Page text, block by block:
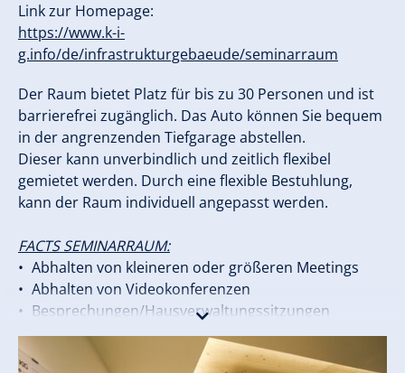
Link zur Homepage:
https://www.k-i-
g.info/de/infrastrukturgebaeude/seminarraum
Der Raum bietet Platz für bis zu 30 Personen und ist
barrierefrei zugänglich. Das Auto können Sie bequem
in der angrenzenden Tiefgarage abstellen.
Dieser kann unverbindlich und zeitlich flexibel
gemietet werden. Durch eine flexible Bestuhlung,
kann der Raum individuell angepasst werden.
FACTS SEMINARRAUM:
Abhalten von kleineren oder größeren Meetings
Abhalten von Videokonferenzen
Besprechungen/Hausverwaltungssitzungen
Schulungen und Lehrgänge
Platz für bis zu 30 Personen